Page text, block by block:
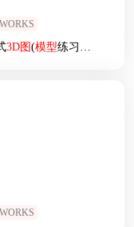
3D图(模型练习题)-055